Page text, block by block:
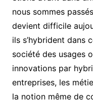
nous sommes
devient difficile
ils s’hybrident dans
société des usages
innovations par
entreprises, les
la notion même de